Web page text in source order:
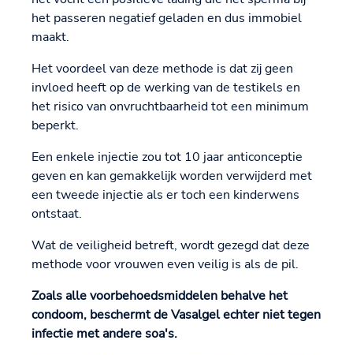
het passeren negatief geladen en dus immobiel
maakt.
Het voordeel van deze methode is dat zij geen
invloed heeft op de werking van de testikels en
het risico van onvruchtbaarheid tot een minimum
beperkt.
Een enkele injectie zou tot 10 jaar anticonceptie
geven en kan gemakkelijk worden verwijderd met
een tweede injectie als er toch een kinderwens
ontstaat.
Wat de veiligheid betreft, wordt gezegd dat deze
methode voor vrouwen even veilig is als de pil.
Zoals alle voorbehoedsmiddelen behalve het
condoom, beschermt de Vasalgel echter niet tegen
infectie met andere soa's.